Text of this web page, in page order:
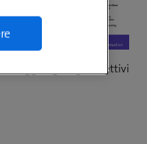
raggiungere gli obiettivi